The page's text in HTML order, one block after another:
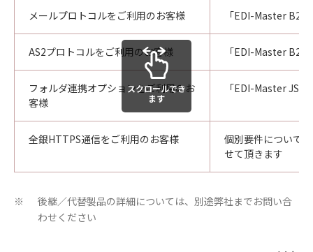
メールプロトコルをご利用のお客様 「EDI-Master
AS2プロトコルをご利用のお客様 「EDI-Master
フォルダ連携オプションをご利用のお
客様
「EDI-Master JS
全銀HTTPS通信をご利用のお客様
個別要件について
せて頂きます
スクロールでき
ます
※
後継／代替製品の詳細については、別途弊社までお問い合
わせください